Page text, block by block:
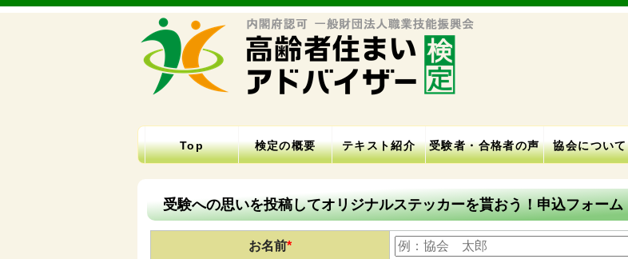
Top 検定の概要 テキスト紹介 受験者・合格者の声 協会について
受験への思いを投稿してオリジナルステッカーを貰おう！申込フォーム
お名前*